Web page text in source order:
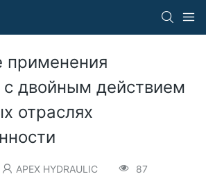
применения
двойным действием
отраслях
APEX HYDRAULIC 87